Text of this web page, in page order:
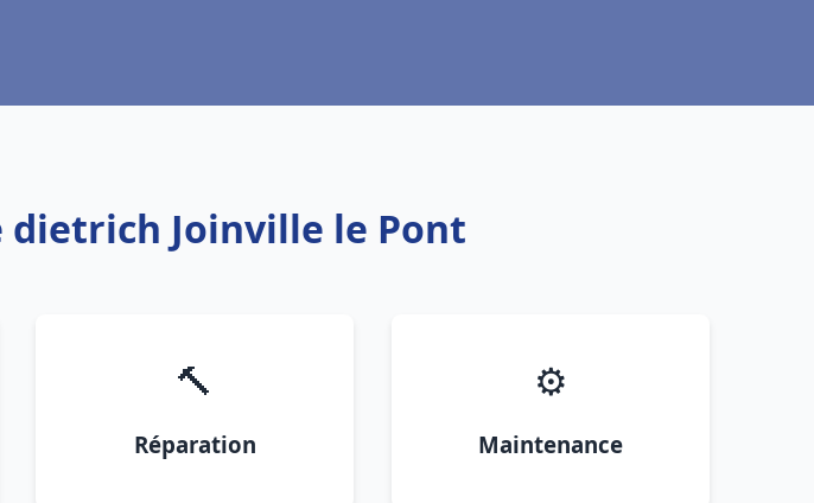
dietrich Joinville le Pont
🔨
Réparation
⚙️
Maintenance